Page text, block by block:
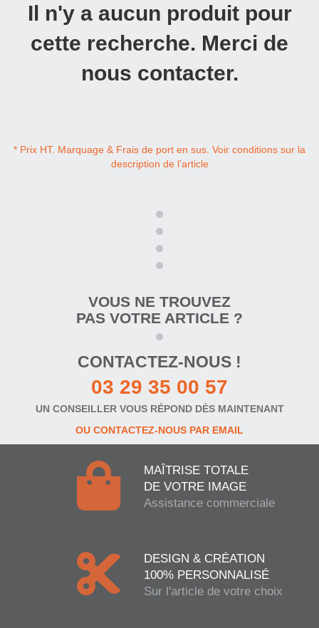
Il n'y a aucun produit pour
cette recherche. Merci de
nous contacter.
* Prix HT. Marquage & Frais de port en sus. Voir conditions sur la
description de l’article
VOUS NE TROUVEZ
PAS VOTRE ARTICLE ?
CONTACTEZ-NOUS !
03 29 35 00 57
UN CONSEILLER VOUS RÉPOND DÈS MAINTENANT
OU CONTACTEZ-NOUS PAR EMAIL
MAÎTRISE TOTALE
DE VOTRE IMAGE
Assistance commerciale
DESIGN & CRÉATION
100% PERSONNALISÉ
Sur l'article de votre choix